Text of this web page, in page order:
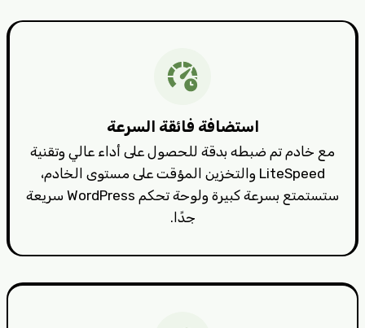
استضافة فائقة السرعة
مع خادم تم ضبطه بدقة للحصول على أداء عالي وتقنية
LiteSpeed والتخزين المؤقت على مستوى الخادم،
ستستمتع بسرعة كبيرة ولوحة تحكم WordPress سريعة
جدًا.